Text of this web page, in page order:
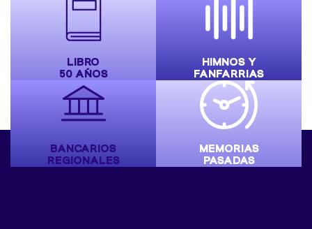
LIBRO
50 AÑOS
HIMNOS Y
FANFARRIAS
BANCARIOS
REGIONALES
MEMORIAS
PASADAS